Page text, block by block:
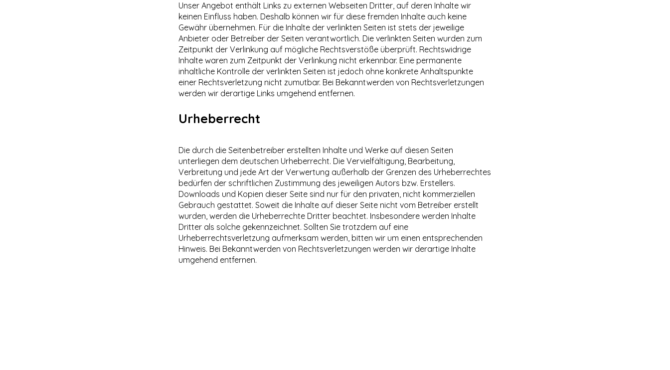
Unser Angebot enthält Links zu externen Webseiten Dritter, auf deren Inhalte wir
keinen Einfluss haben. Deshalb können wir für diese fremden Inhalte auch keine
Gewähr übernehmen. Für die Inhalte der verlinkten Seiten ist stets der jeweilige
Anbieter oder Betreiber der Seiten verantwortlich. Die verlinkten Seiten wurden zum
Zeitpunkt der Verlinkung auf mögliche Rechtsverstöße überprüft. Rechtswidrige
Inhalte waren zum Zeitpunkt der Verlinkung nicht erkennbar. Eine permanente
inhaltliche Kontrolle der verlinkten Seiten ist jedoch ohne konkrete Anhaltspunkte
einer Rechtsverletzung nicht zumutbar. Bei Bekanntwerden von Rechtsverletzungen
werden wir derartige Links umgehend entfernen.
Urheberrecht
Die durch die Seitenbetreiber erstellten Inhalte und Werke auf diesen Seiten
unterliegen dem deutschen Urheberrecht. Die Vervielfältigung, Bearbeitung,
Verbreitung und jede Art der Verwertung außerhalb der Grenzen des Urheberrechtes
bedürfen der schriftlichen Zustimmung des jeweiligen Autors bzw. Erstellers.
Downloads und Kopien dieser Seite sind nur für den privaten, nicht kommerziellen
Gebrauch gestattet. Soweit die Inhalte auf dieser Seite nicht vom Betreiber erstellt
wurden, werden die Urheberrechte Dritter beachtet. Insbesondere werden Inhalte
Dritter als solche gekennzeichnet. Sollten Sie trotzdem auf eine
Urheberrechtsverletzung aufmerksam werden, bitten wir um einen entsprechenden
Hinweis. Bei Bekanntwerden von Rechtsverletzungen werden wir derartige Inhalte
umgehend entfernen.